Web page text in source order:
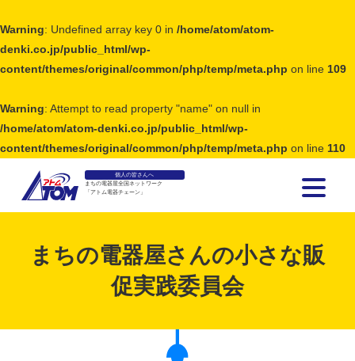
Warning: Undefined array key 0 in /home/atom/atom-
denki.co.jp/public_html/wp-
content/themes/original/common/php/temp/meta.php on line 109
Warning: Attempt to read property "name" on null in
/home/atom/atom-denki.co.jp/public_html/wp-
content/themes/original/common/php/temp/meta.php on line 110
アトム電器チェーン
個人の皆さんへ
まちの電器屋全国ネットワーク
「アトム電器チェーン」
まちの電器屋さんの小さな販
促実践委員会